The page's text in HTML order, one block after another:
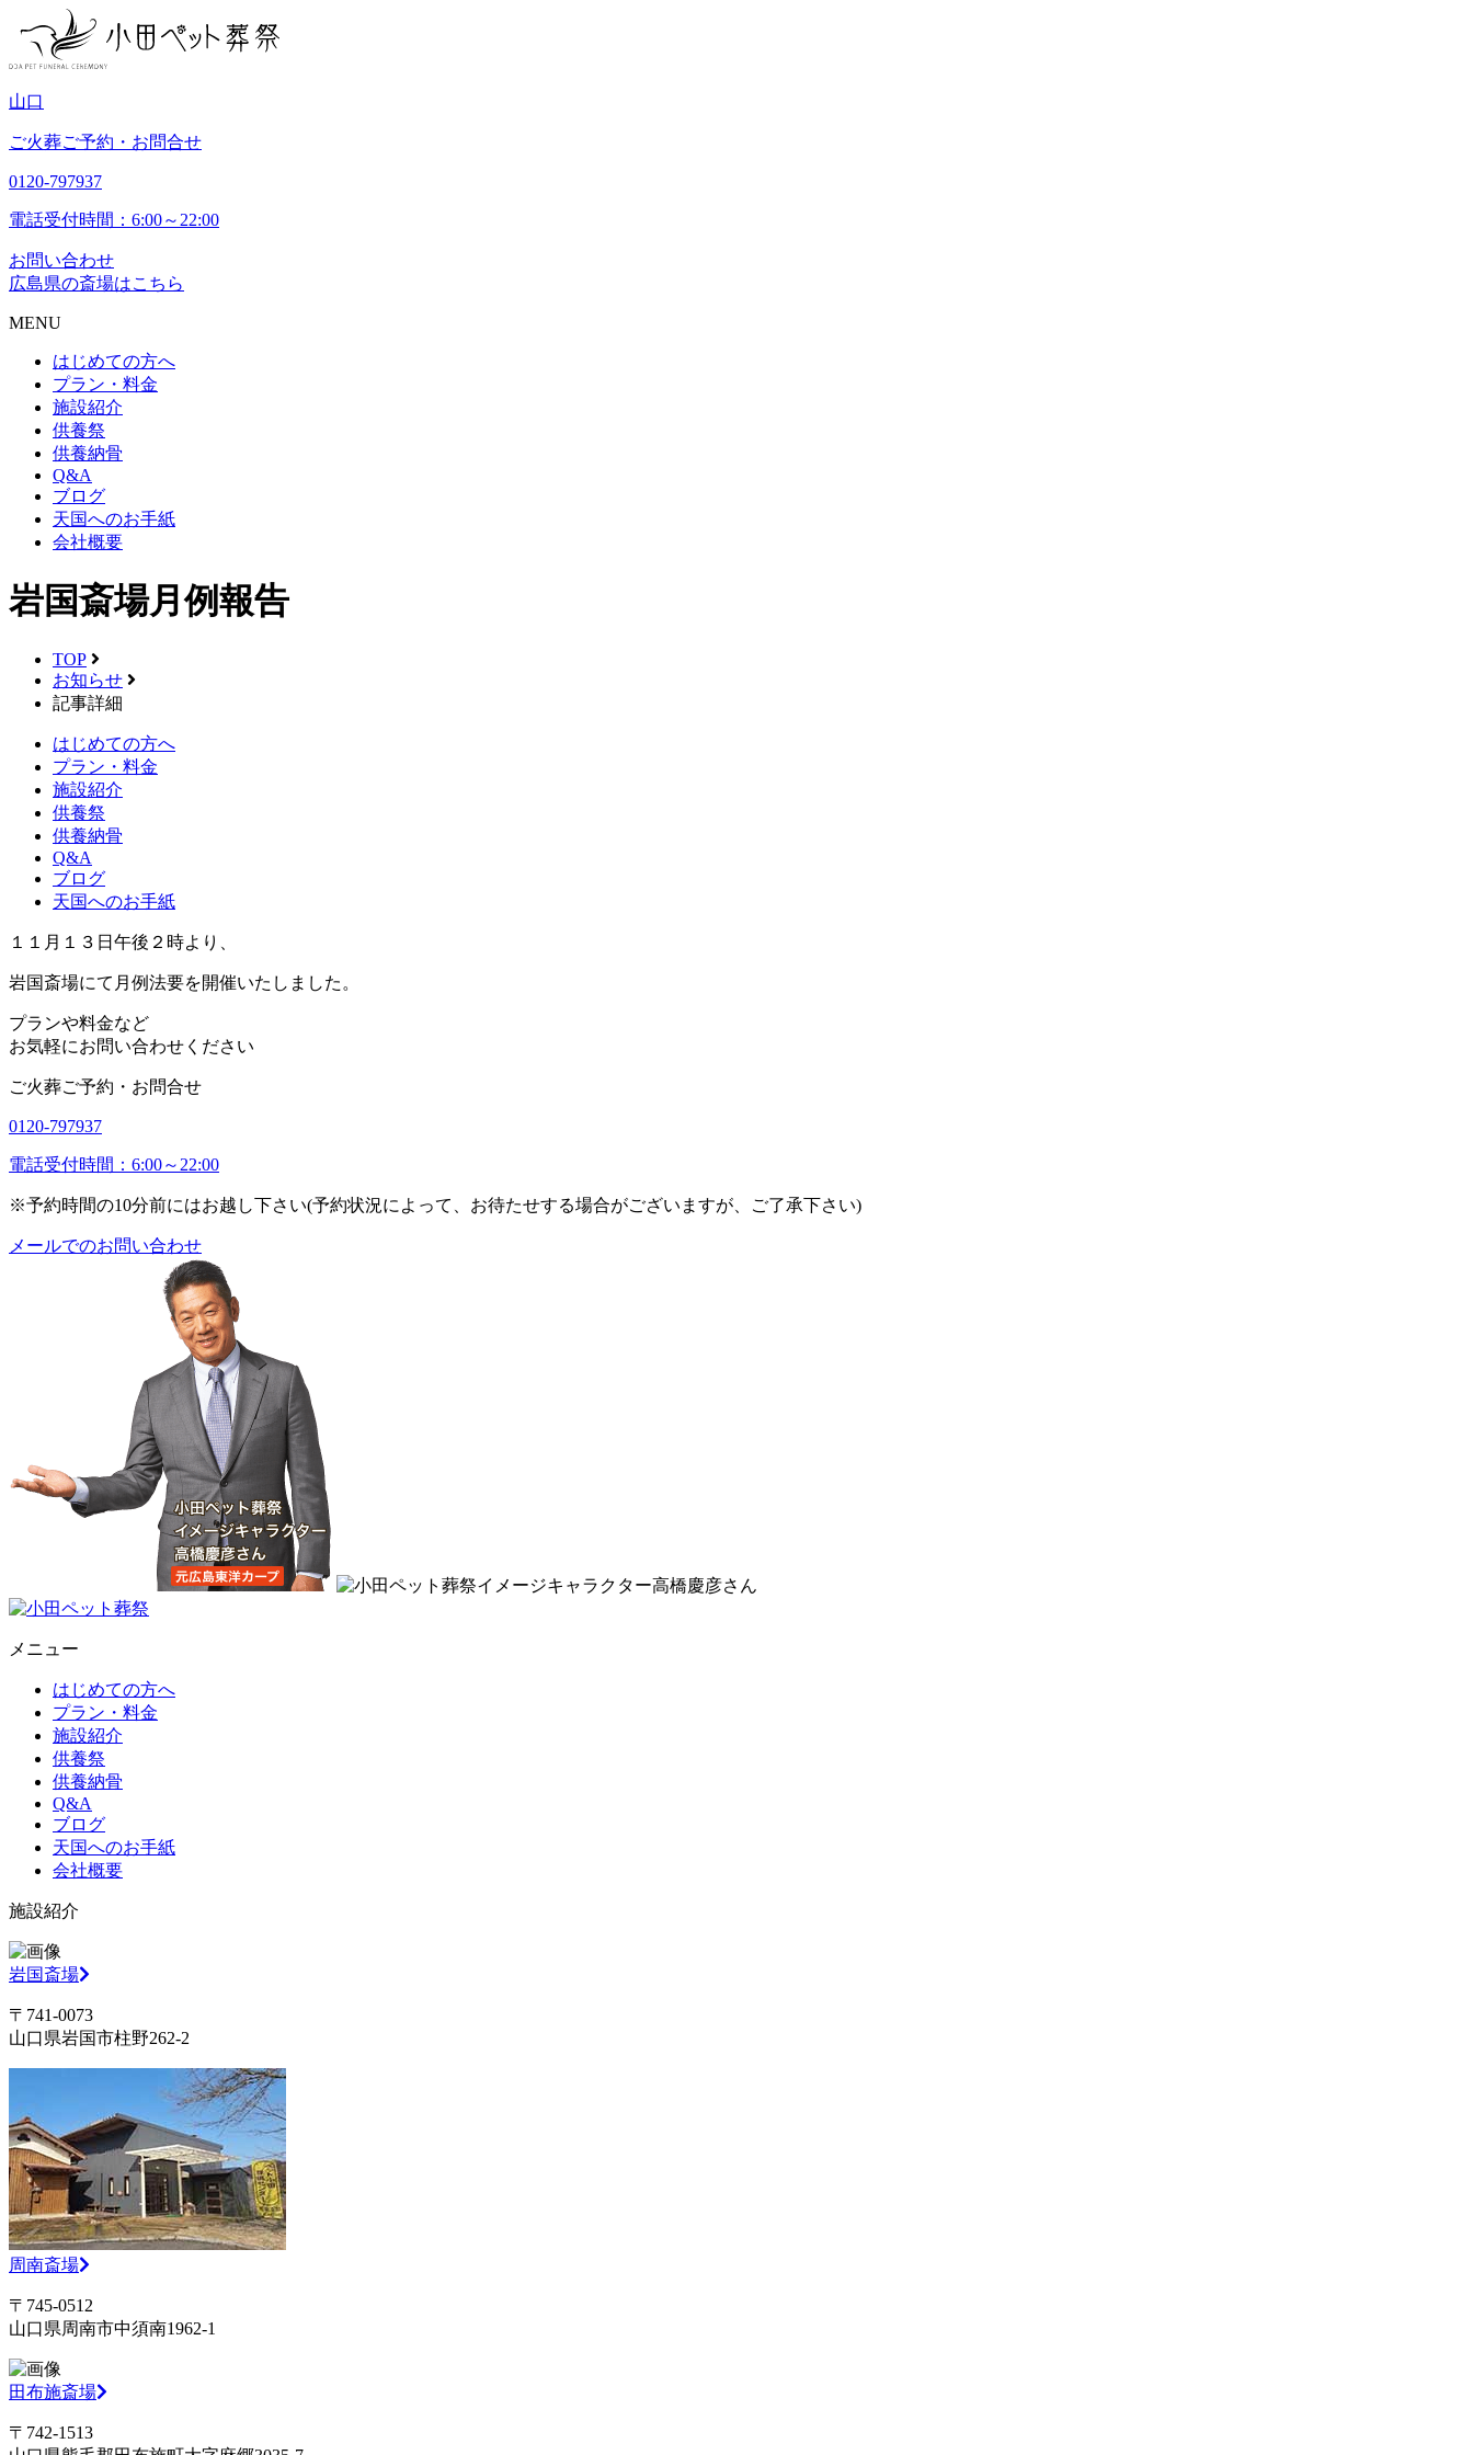
山口
ご火葬ご予約・お問合せ
0120-797937
電話受付時間：6:00～22:00
お問い合わせ
広島県の斎場はこちら
MENU
はじめての方へ
プラン・料金
施設紹介
供養祭
供養納骨
Q&A
ブログ
天国へのお手紙
会社概要
岩国斎場月例報告
TOP
お知らせ
記事詳細
はじめての方へ
プラン・料金
施設紹介
供養祭
供養納骨
Q&A
ブログ
天国へのお手紙
１１月１３日午後２時より、
岩国斎場にて月例法要を開催いたしました。
プランや料金など
お気軽にお問い合わせください
ご火葬ご予約・お問合せ
0120-797937
電話受付時間：6:00～22:00
※予約時間の10分前にはお越し下さい(予約状況によって、お待たせする場合がございますが、ご了承下さい)
メールでのお問い合わせ
メニュー
はじめての方へ
プラン・料金
施設紹介
供養祭
供養納骨
Q&A
ブログ
天国へのお手紙
会社概要
施設紹介
岩国斎場
〒741-0073
山口県岩国市柱野262-2
周南斎場
〒745-0512
山口県周南市中須南1962-1
田布施斎場
〒742-1513